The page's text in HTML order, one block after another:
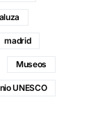
madrid
Museos
UNESCO